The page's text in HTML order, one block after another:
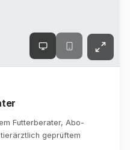
Futterberater, Abo-
geprüftem